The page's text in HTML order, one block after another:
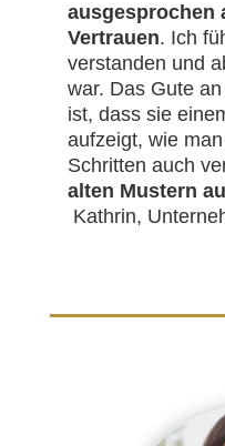
ausgesprochen
Vertrauen. Ich
verstanden und
war. Das Gute
ist, dass sie
aufzeigt, wie
Schritten auch
alten Mustern
Kathrin,